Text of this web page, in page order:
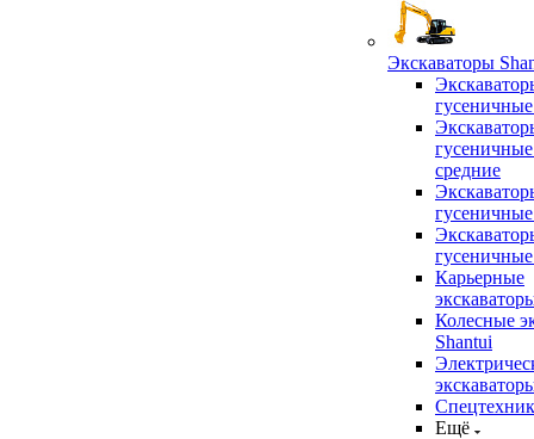
Экскаваторы
средние
Карьерные
Колесные
Shantui
Ещё